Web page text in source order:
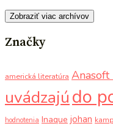
Zobraziť viac archívov
Značky
americká literatúra
uvádzajúdo
hodnotenia Inaque johan